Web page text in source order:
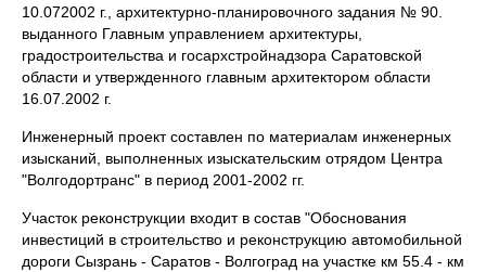
10.072002 г., архитектурно-планировочного задания № 90.
выданного Главным управлением архитектуры,
градостроительства и госархстройнадзора Саратовской
области и утвержденного главным архитектором области
16.07.2002 г.
Инженерный проект составлен по материалам инженерных
изысканий, выполненных изыскательским отрядом Центра
"Волгодортранс" в период 2001-2002 гг.
Участок реконструкции входит в состав "Обоснования
инвестиций в строительство и реконструкцию автомобильной
дороги Сызрань - Саратов - Волгоград на участке км 55.4 - км